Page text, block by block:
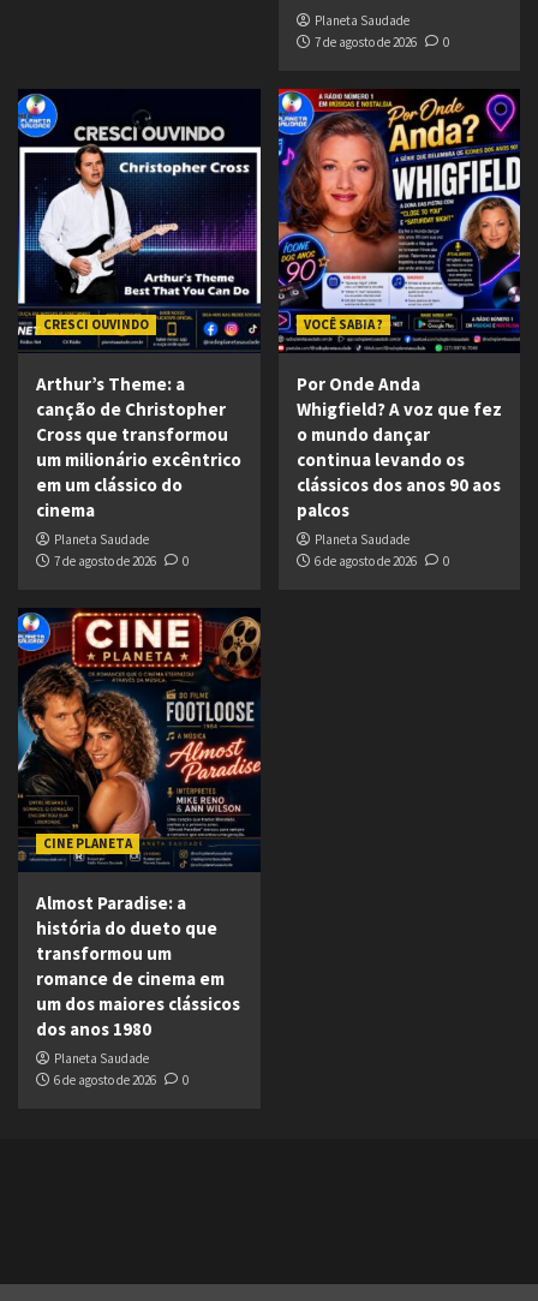
Planeta Saudade
7 de agosto de 2026
0
CRESCI OUVINDO
Arthur’s Theme: a
canção de Christopher
Cross que transformou
um milionário excêntrico
em um clássico do
cinema
Planeta Saudade
7 de agosto de 2026
0
VOCÊ SABIA ?
Por Onde Anda
Whigfield? A voz que fez
o mundo dançar
continua levando os
clássicos dos anos 90 aos
palcos
Planeta Saudade
6 de agosto de 2026
0
CINE PLANETA
Almost Paradise: a
história do dueto que
transformou um
romance de cinema em
um dos maiores clássicos
dos anos 1980
Planeta Saudade
6 de agosto de 2026
0